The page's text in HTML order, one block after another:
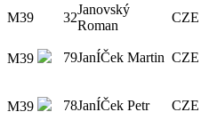
M39 32
Janovský
Roman
CZE
M39 79JanÍČek Martin CZE
M39 78JanÍČek Petr CZE